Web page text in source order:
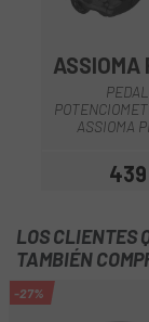
ASSIOMA
ASSIOMA
LOS CLIENTES
TAMBIÉN
-27%